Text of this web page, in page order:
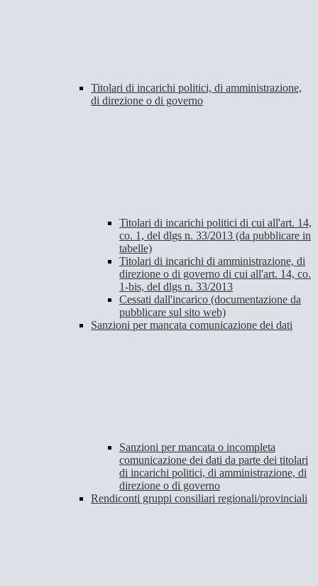
Titolari di incarichi politici, di amministrazione,
di direzione o di governo
Titolari di incarichi politici di cui all'art. 14,
co. 1, del dlgs n. 33/2013 (da pubblicare in
tabelle)
Titolari di incarichi di amministrazione, di
direzione o di governo di cui all'art. 14, co.
1-bis, del dlgs n. 33/2013
Cessati dall'incarico (documentazione da
pubblicare sul sito web)
Sanzioni per mancata comunicazione dei dati
Sanzioni per mancata o incompleta
comunicazione dei dati da parte dei titolari
di incarichi politici, di amministrazione, di
direzione o di governo
Rendiconti gruppi consiliari regionali/provinciali